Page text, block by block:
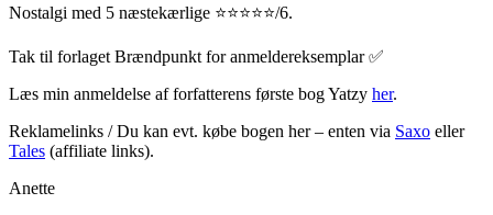
Nostalgi med 5 næstekærlige ⭐⭐⭐⭐⭐/6.
Tak til forlaget Brændpunkt for anmeldereksemplar ✅
Læs min anmeldelse af forfatterens første bog Yatzy her.
Reklamelinks / Du kan evt. købe bogen her – enten via Saxo eller
Tales (affiliate links).
Anette